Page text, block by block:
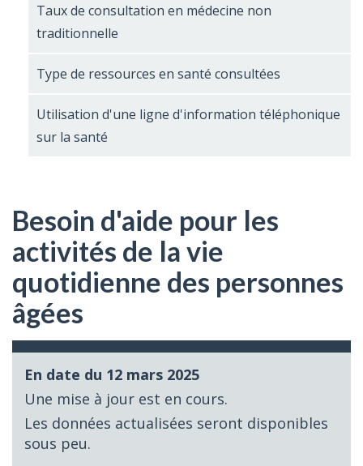
Taux de consultation en médecine non
traditionnelle
Type de ressources en santé consultées
Utilisation d'une ligne d'information téléphonique
sur la santé
Besoin d'aide pour les
activités de la vie
quotidienne des personnes
âgées
En date du 12 mars 2025
Une mise à jour est en cours.
Les données actualisées seront disponibles
sous peu.